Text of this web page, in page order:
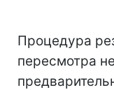
Процедура
пересмотра